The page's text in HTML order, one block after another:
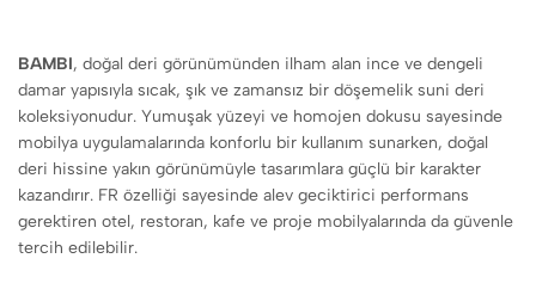
BAMBI, doğal deri görünümünden ilham alan ince ve dengeli
damar yapısıyla sıcak, şık ve zamansız bir döşemelik suni deri
koleksiyonudur. Yumuşak yüzeyi ve homojen dokusu sayesinde
mobilya uygulamalarında konforlu bir kullanım sunarken, doğal
deri hissine yakın görünümüyle tasarımlara güçlü bir karakter
kazandırır. FR özelliği sayesinde alev geciktirici performans
gerektiren otel, restoran, kafe ve proje mobilyalarında da güvenle
tercih edilebilir.